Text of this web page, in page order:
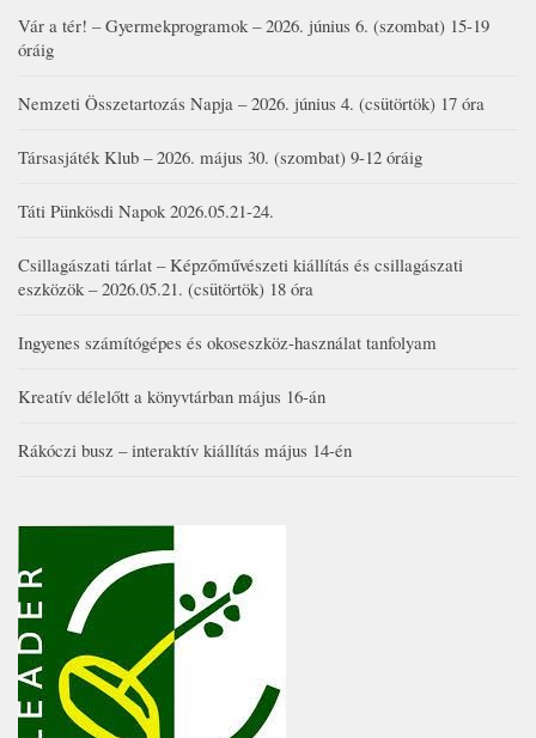
Vár a tér! – Gyermekprogramok – 2026. június 6. (szombat) 15-19
óráig
Nemzeti Összetartozás Napja – 2026. június 4. (csütörtök) 17 óra
Társasjáték Klub – 2026. május 30. (szombat) 9-12 óráig
Táti Pünkösdi Napok 2026.05.21-24.
Csillagászati tárlat – Képzőművészeti kiállítás és csillagászati
eszközök – 2026.05.21. (csütörtök) 18 óra
Ingyenes számítógépes és okoseszköz-használat tanfolyam
Kreatív délelőtt a könyvtárban május 16-án
Rákóczi busz – interaktív kiállítás május 14-én